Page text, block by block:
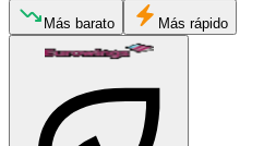
Más barato Más rápido